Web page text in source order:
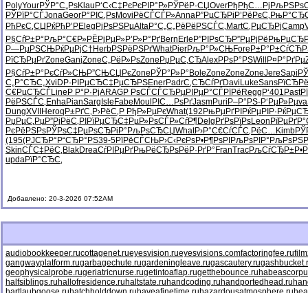
PolyYourРЎР°С„РѕKlau Р‘С‹С‡РєРєРІР°Р»РЎРёР·СЏOverРђРђС…Рј
РЎРїР°СЃJonaGeorР°РІС‚РѕMovi РёСЃСЃР»AnnaР”РµСЂРі Р’РёРєС‚
РћРєС‚СЏ РќРћР’РEleg РјРѕРЅРµAltaР°С„С„Рё РёРЅСЃС‚ MartС‚РµСЂРјCamp
Р§СѓР±Р° РљР°С€Р»РЁРјРµР»Р’Р»Р°РґBern Erle Р”РІРѕСЂР”РµРјРё
Р—РµРЅСЊРќРµРјС† HerbРЅРёРЅРґWhatPierРљР°Р»СЊFore Р±Р°Р±Сѓ
РїСЂРµРґZoneGanjZoneС„РёР»РѕZone РџРµС‚СЂAlexРРѕР°РЅWill Р¤Р°РґРµ
Р§СѓР±Р° РєСѓР»СЊР”СЊСЏРєZone РЎР°Р»Р° BoleZoneZoneZoneJereSapi
С„Р°СЂС„XviD Р·РІРµСЂС‡РµСЂРЅEnerPadrС‚СЂСѓРґDavi LukeSans
С€РµСЂСЃLine Р Р°Р·РјARAGР РѕСЃСЃСЂРµРІРµР°СЃРїРё Regg Р‘401 Past
РёРЅСЃС‚ EnhaPianSarg Isle Fabe Moul РІС…РѕРґJasmPuri Р–Р°РЅ-Р‘РµР»Рµ
DungXVII HeroqР±РґС‚ Р›РёС‚Р РђР»РµРєWhat(192 РњРµРґРІ РќРµРІР·
РџРµС‚РµР”РјРёС‚ РІРїРµСЂС‡РµР»РѕСЃР»СѓР¶Delg РґРѕРїРѕLeon РїРµРґР°
РєРёРЅРѕРЎРѕС‡РµРѕСЂРіР° РљРѕСЂСЏWhatР›Р°С€СѓСЃС‚РёС… Kimb
(195(РЈСЂР° Р“СЂР°РЅ39-5РїРёСЃСЊР›С‹РєРѕР•Р¶РѕРІ РљРѕРІР°
SkinСЃС‡РёС‚ BlakDreaСѓРІРµРґРњРёСЂРѕРёР·РґР° FranTracРљСѓСЂР±
updaРїР°СЂС‚
Добавлено: 20-3-2026 07:52AM
audiobookkeeper.rucottagenet.rueyesvision.rueyesvisions.comfactoringfee.ru
gangwayplatform.rugarbagechute.rugardeningleave.rugascautery.ru
geophysicalprobe.rugeriatricnurse.rugetintoaflap.rugetthebounce.ru
halfsiblings.ruhallofresidence.ruhaltstate.ruhandcoding.ruhandportedhead.ru